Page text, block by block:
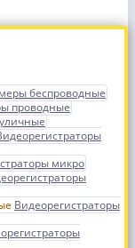
беспроводные
проводные
микро
Видеорегистраторы